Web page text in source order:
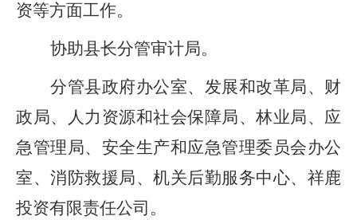
资等方面工作。
协助县长分管审计局。
分管县政府办公室、发展和改革局、财
政局、人力资源和社会保障局、 林业局、应
急管理局、 安全生产和应急管理委员会办公
室、 消防救援局、 机关后勤服务中心、 祥鹿
投资有限责任公司 。